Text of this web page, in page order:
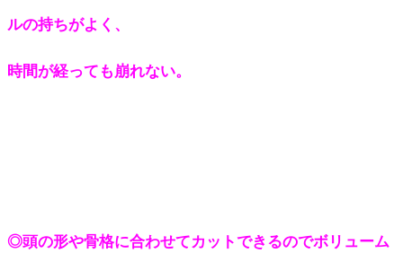
ルの持ちがよく、
時間が経っても崩れない。
◎頭の形や骨格に合わせてカットできるのでボリューム